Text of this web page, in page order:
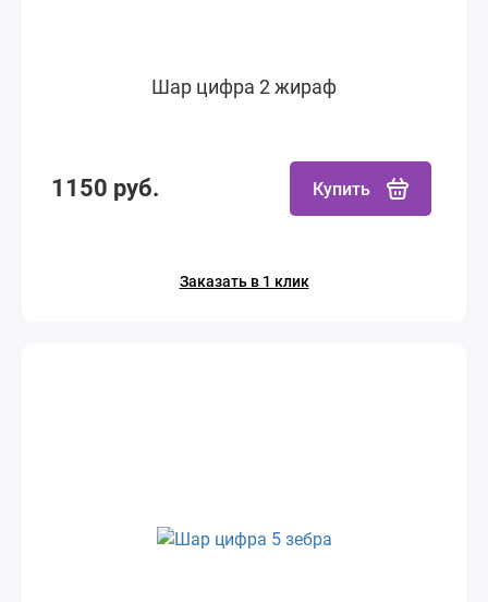
Шар цифра 2 жираф
1150 руб. Купить
Заказать в 1 клик